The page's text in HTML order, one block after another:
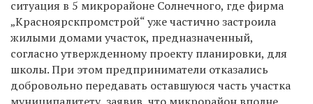
ситуация в 5 микрорайоне Солнечного, где фирма
„Красноярскпромстрой“ уже частично застроила
жилыми домами участок, предназначенный,
согласно утвержденному проекту планировки, для
школы. При этом предприниматели отказались
добровольно передавать оставшуюся часть участка
муниципалитету, заявив, что микрорайон вполне